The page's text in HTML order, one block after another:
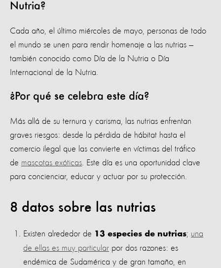
Nutria?
Cada año, el último miércoles de mayo, personas de todo
el mundo se unen para rendir homenaje a las nutrias —
también conocido como Día de la Nutria o Día
Internacional de la Nutria.
¿Por qué se celebra este día?
Más allá de su ternura y carisma, las nutrias enfrentan
graves riesgos: desde la pérdida de hábitat hasta el
comercio ilegal que las convierte en víctimas del tráfico
de mascotas exóticas. Este día es una oportunidad clave
para concienciar, educar y actuar por su protección.
8 datos sobre las nutrias
Existen alrededor de 13 especies de nutrias; una
de ellas es muy particular por dos razones: es
endémica de Sudamérica y de gran tamaño, en